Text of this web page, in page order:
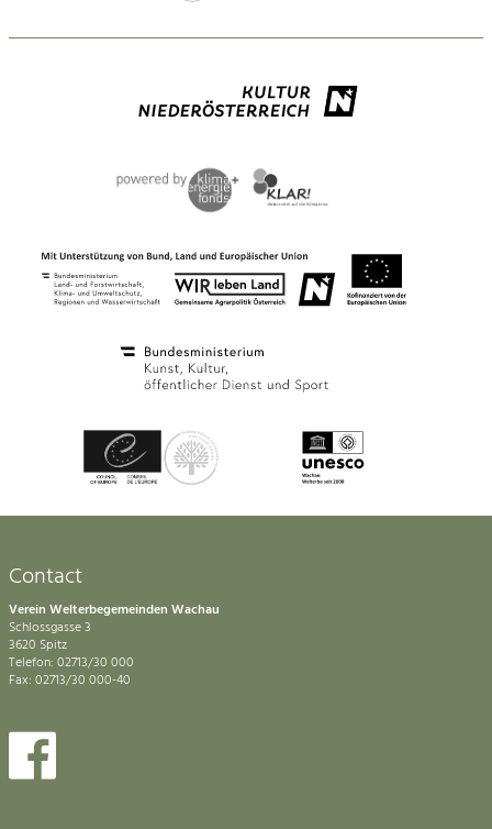
Contact
Verein Welterbegemeinden Wachau
Schlossgasse 3
3620 Spitz
Telefon: 02713/30 000
Fax: 02713/30 000-40